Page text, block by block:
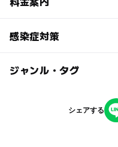
ろいやるはうすのア
大人の料金
感染症対策
・少人数制で開催して
・参加者様の名簿を作
・スタッフの体調管
ジャンル・タグ
シェアする